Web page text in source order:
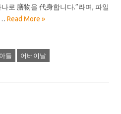
로 膳物을 代身합니다.”라며, 파일
Read More »
아들 어버이날